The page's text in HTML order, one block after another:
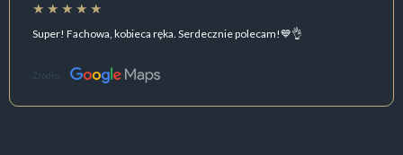
Super! Fachowa, kobieca ręka. Serdecznie polecam!💙👌
Źródło: